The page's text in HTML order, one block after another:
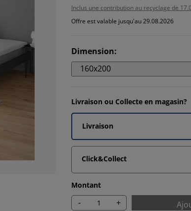
Inclus une contribution au recyclage de
Offre est valable jusqu'au 29.08.2026
Dimension:
160x200
Livraison ou Collecte en magasin?
Livraison
Click&Collect
Montant
- +
8.024691358024691%
11.11111111111111%